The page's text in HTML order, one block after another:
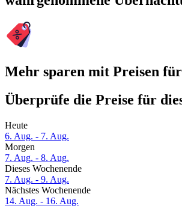
Mehr sparen mit Preisen
Überprüfe die Preise für
Heute
6. Aug. - 7. Aug.
Morgen
7. Aug. - 8. Aug.
Dieses Wochenende
7. Aug. - 9. Aug.
Nächstes Wochenende
14. Aug. - 16. Aug.